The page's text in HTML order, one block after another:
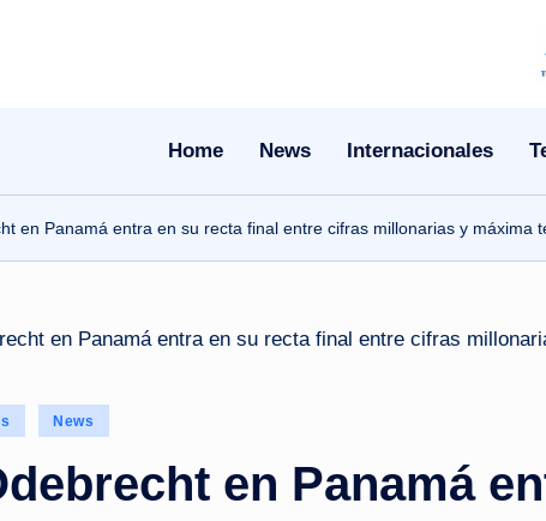
Home News Internacionales
en Panamá entra en su recta final entre cifras millonarias y máxima
News
en Panamá